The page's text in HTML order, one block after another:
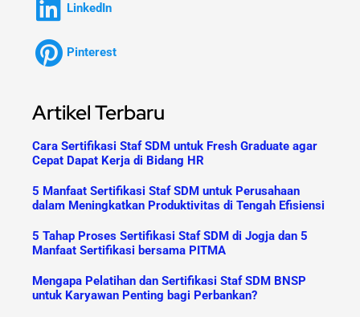
LinkedIn
Pinterest
Artikel Terbaru
Cara Sertifikasi Staf SDM untuk Fresh Graduate agar
Cepat Dapat Kerja di Bidang HR
5 Manfaat Sertifikasi Staf SDM untuk Perusahaan
dalam Meningkatkan Produktivitas di Tengah Efisiensi
5 Tahap Proses Sertifikasi Staf SDM di Jogja dan 5
Manfaat Sertifikasi bersama PITMA
Mengapa Pelatihan dan Sertifikasi Staf SDM BNSP
untuk Karyawan Penting bagi Perbankan?